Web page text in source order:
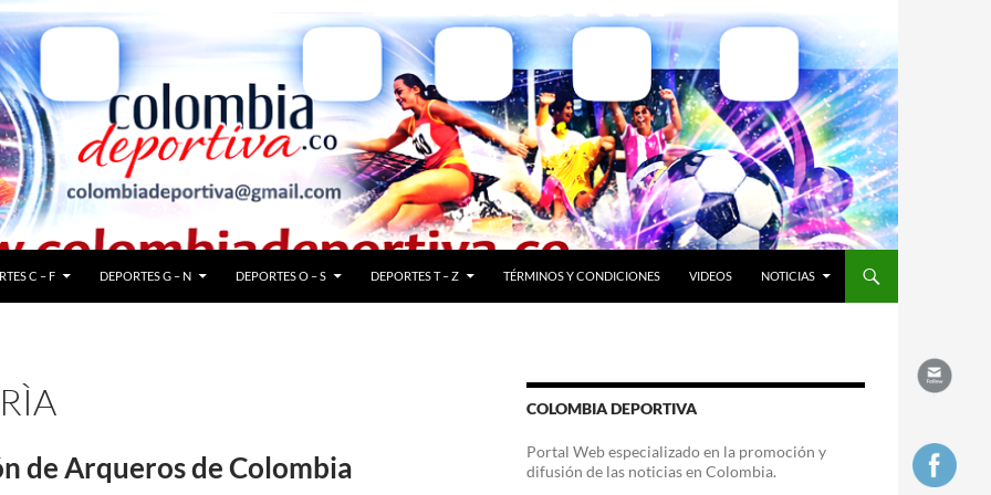
C – F DEPORTES G – N DEPORTES O – S DEPORTES T – Z TÉRMINOS Y CONDICIONES VIDEOS NOTICIAS
de Arqueros de Colombia
COLOMBIA DEPORTIVA
Portal Web especializado en la promoción y
difusión de las noticias en Colombia.